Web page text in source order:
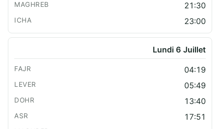
21:30
23:00
Lundi 6 Juillet
04:19
05:49
13:40
17:51